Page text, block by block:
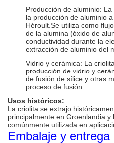
Producción de aluminio:
la producción de aluminio
Héroult.Se utiliza como
de la alumina (óxido de
conductividad durante la
extracción de aluminio del
Vidrio y cerámica: La
producción de vidrio y
de fusión de sílice y otras
proceso de fusión.
Usos históricos:
La criolita se extrajo
principalmente en Groenlandia.y
comúnmente utilizada en
Embalaje y entrega